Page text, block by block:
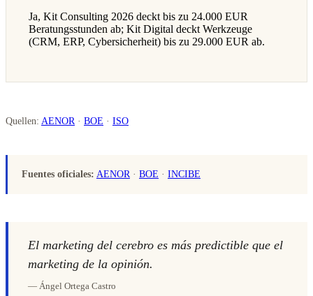
Ja, Kit Consulting 2026 deckt bis zu 24.000 EUR
Beratungsstunden ab; Kit Digital deckt Werkzeuge
(CRM, ERP, Cybersicherheit) bis zu 29.000 EUR ab.
Quellen: AENOR · BOE · ISO
Fuentes oficiales: AENOR · BOE · INCIBE
El marketing del cerebro es más predictible que el
marketing de la opinión.
— Ángel Ortega Castro